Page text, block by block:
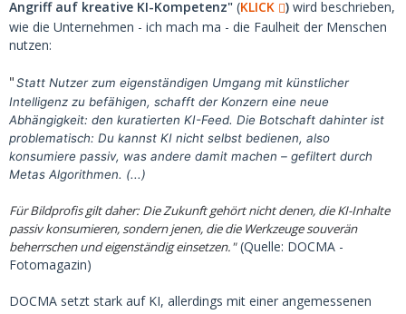
Angriff auf kreative KI-Kompetenz" (KLICK ) wird beschrieben,
wie die Unternehmen - ich mach ma - die Faulheit der Menschen
nutzen:
"Statt Nutzer zum eigenständigen Umgang mit künstlicher
Intelligenz zu befähigen, schafft der Konzern eine neue
Abhängigkeit: den kuratierten KI-Feed. Die Botschaft dahinter ist
problematisch: Du kannst KI nicht selbst bedienen, also
konsumiere passiv, was andere damit machen – gefiltert durch
Metas Algorithmen. (...)
Für Bildprofis gilt daher: Die Zukunft gehört nicht denen, die KI-Inhalte
passiv konsumieren, sondern jenen, die die Werkzeuge souverän
beherrschen und eigenständig einsetzen."(Quelle: DOCMA -
Fotomagazin)
DOCMA setzt stark auf KI, allerdings mit einer angemessenen